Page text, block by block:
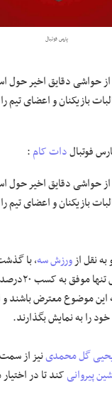
پارس فوتبال
حواشی دقایق اخیر حول
از مطالبات بازیکنان و اعضای
فوتبالدات کام:
حواشی دقایق اخیر حول
از مطالبات بازیکنان و اعضای
به نقل ازورزش سه، با
دوم،
موضوع معترض باشند و
خود را به نمایش بگذارند.
گل محمدینیز از
پیروانیکند تا در